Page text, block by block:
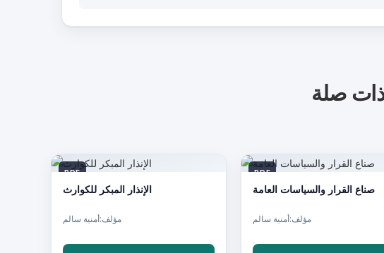
صلة
PDF
الإنذار المبكر للكوارث
مؤلف:أمنية سالم
PDF
صناع القرار والسياسات العامة
مؤلف:أمنية سالم